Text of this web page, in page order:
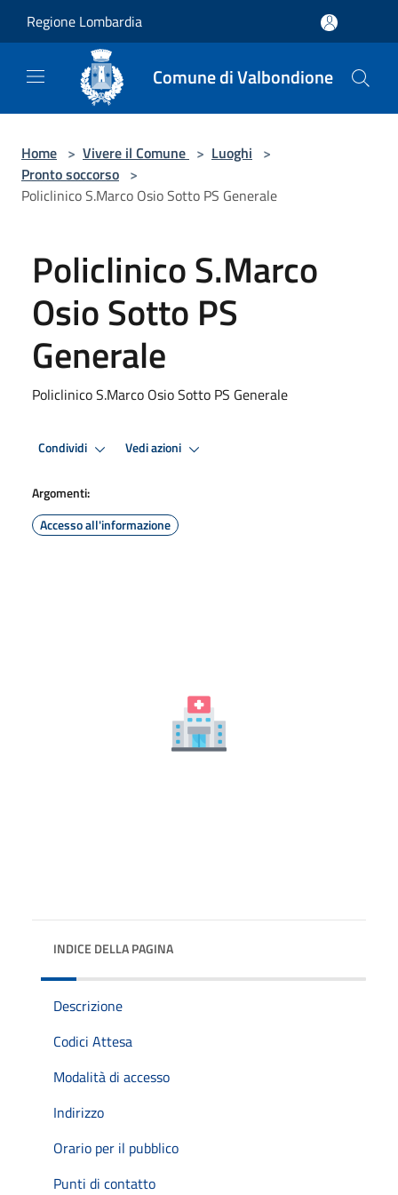
Regione Lombardia
Comune di Valbondione
Home > Vivere il Comune > Luoghi >
Pronto soccorso >
Policlinico S.Marco Osio Sotto PS Generale
Policlinico S.Marco
Osio Sotto PS
Generale
Policlinico S.Marco Osio Sotto PS Generale
Condividi Vedi azioni
Argomenti:
Accesso all'informazione
INDICE DELLA PAGINA
Descrizione
Codici Attesa
Modalità di accesso
Indirizzo
Orario per il pubblico
Punti di contatto